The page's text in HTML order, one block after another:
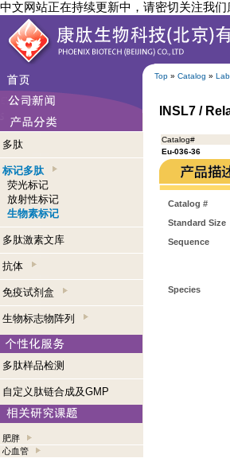
中文网站正在持续更新中，请密切关注我
Top » Catalog »
多肽
标记多肽
荧光标记
放射性标记
生物素标记
多肽激素文库
抗体
免疫试剂盒
生物标志物阵列
多肽样品检测
自定义肽链合成及GMP
肥胖
心血管
INSL7 /
Catalog#
Eu-036-36
Catalog #
Standard Size
Sequence
Species